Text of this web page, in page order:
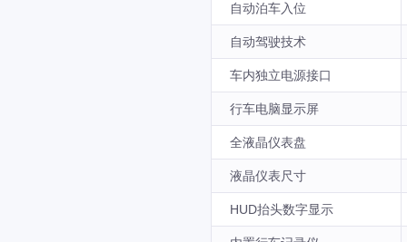
自动泊车入位
自动驾驶技术
车内独立电源接口
行车电脑显示屏
全液晶仪表盘
液晶仪表尺寸
HUD抬头数字显示